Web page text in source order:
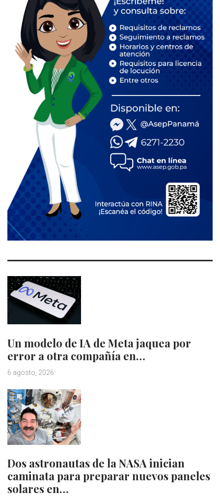
Un modelo de IA de Meta jaquea por
error a otra compañía en…
6 agosto, 2026
Dos astronautas de la NASA inician
caminata para preparar nuevos paneles
solares en…